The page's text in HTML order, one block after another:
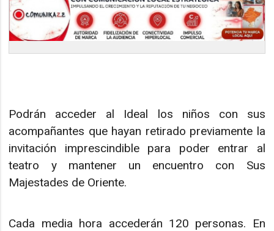
Podrán acceder al Ideal los niños con sus
acompañantes que hayan retirado previamente la
invitación imprescindible para poder entrar al
teatro y mantener un encuentro con Sus
Majestades de Oriente.
Cada media hora accederán 120 personas. En